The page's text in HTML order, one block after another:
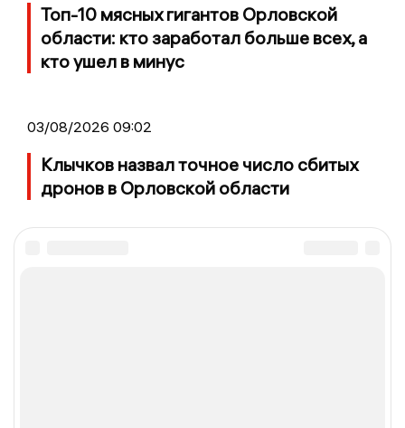
Топ-10 мясных гигантов Орловской
области: кто заработал больше всех, а
кто ушел в минус
03/08/2026 09:02
Клычков назвал точное число сбитых
дронов в Орловской области